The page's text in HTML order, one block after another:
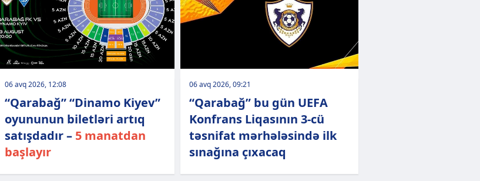
06 avq 2026, 12:08
“Qarabağ” “Dinamo Kiyev”
oyununun biletləri artıq
satışdadır – 5 manatdan
başlayır
06 avq 2026, 09:21
“Qarabağ” bu gün UEFA
Konfrans Liqasının 3-cü
təsnifat mərhələsində ilk
sınağına çıxacaq